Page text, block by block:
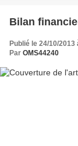
Bilan
Publié le 24/10/2013
Par OMS44240